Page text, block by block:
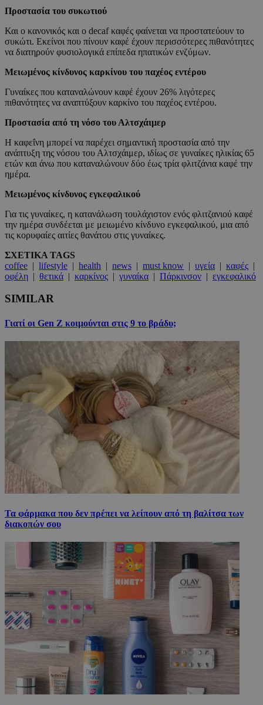
Προστασία του συκωτιού
Και ο κανονικός και ο decaf καφές φαίνεται να προστατεύουν το
συκώτι. Εκείνοι που πίνουν καφέ έχουν περισσότερες πιθανότητες
να διατηρούν φυσιολογικά επίπεδα ηπατικών ενζύμων.
Μειωμένος κίνδυνος καρκίνου του παχέος εντέρου
Γυναίκες που καταναλώνουν καφέ έχουν 26% λιγότερες
πιθανότητες να αναπτύξουν καρκίνο του παχέος εντέρου.
Προστασία από τη νόσο του Αλτσχάιμερ
Η καφεΐνη μπορεί να παρέχει σημαντική προστασία από την
ανάπτυξη της νόσου του Αλτσχάιμερ, ιδίως σε γυναίκες ηλικίας 65
ετών και άνω που καταναλώνουν δύο έως τρία φλιτζάνια καφέ την
ημέρα.
Μειωμένος κίνδυνος εγκεφαλικού
Για τις γυναίκες, η κατανάλωση τουλάχιστον ενός φλιτζανιού καφέ
την ημέρα συνδέεται με μειωμένο κίνδυνο εγκεφαλικού, μια από
τις κορυφαίες αιτίες θανάτου στις γυναίκες.
ΣΧΕΤΙΚΑ TAGS
coffee | lifestyle | health | news | must know | υγεία | καφές |
οφέλη | θετικά | καρκίνος | γυναίκα | Πάρκινσον | εγκεφαλικό
SIMILAR
Γιατί οι Gen Z κοιμούνται στις 9 το βράδυ;
Τα φάρμακα που δεν πρέπει να λείπουν από τη βαλίτσα των
διακοπών σου